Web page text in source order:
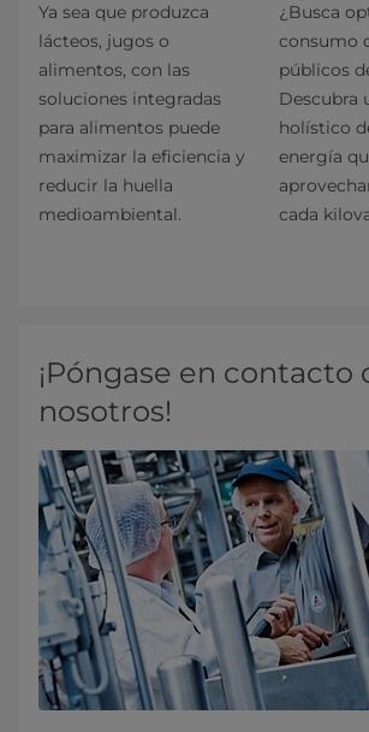
Ya sea que produzca
lácteos, jugos o
alimentos, con las
soluciones integradas
para alimentos puede
maximizar la eficiencia y
reducir la huella
medioambiental.
¿Busca
consumo
públicos
Descubra
holístico
energía
cada
¡Póngase en contacto
nosotros!